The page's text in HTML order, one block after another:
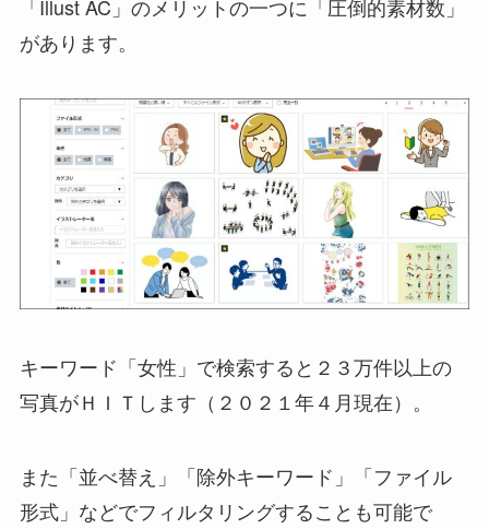
「Illust AC」のメリットの一つに「圧倒的素材数」
があります。
キーワード「女性」で検索すると２３万件以上の
写真がＨＩＴします（２０２１年４月現在）。
また「並べ替え」「除外キーワード」「ファイル
形式」などでフィルタリングすることも可能で